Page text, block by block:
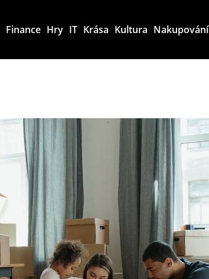
Finance Hry IT Krása Kultura Nakupování